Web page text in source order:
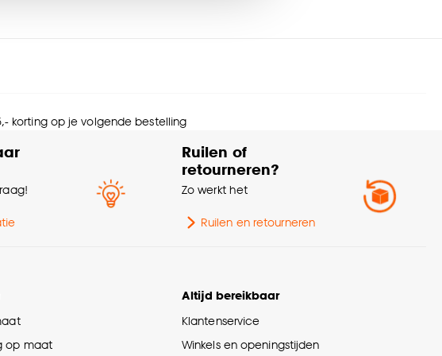
24 maanden
Interieurstijl
Bohemian, Landelijk,
Zwart
Handmatig
korting op je volgende bestelling
Ruilen of
retourneren?
Zo werkt het
Ruilen en retourneren
op maat
Altijd bereikbaar
Klantenservice
Winkels en openingstijden